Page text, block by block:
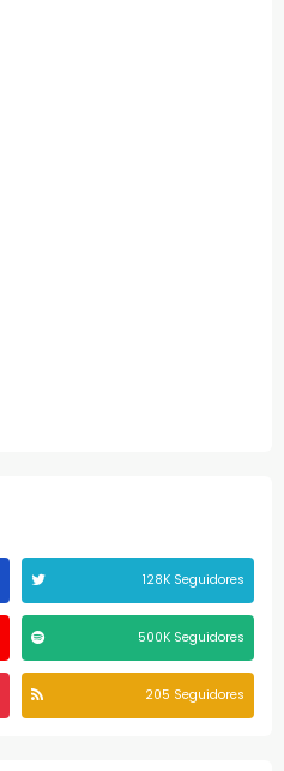
128K Seguidores
500K Seguidores
205 Seguidores